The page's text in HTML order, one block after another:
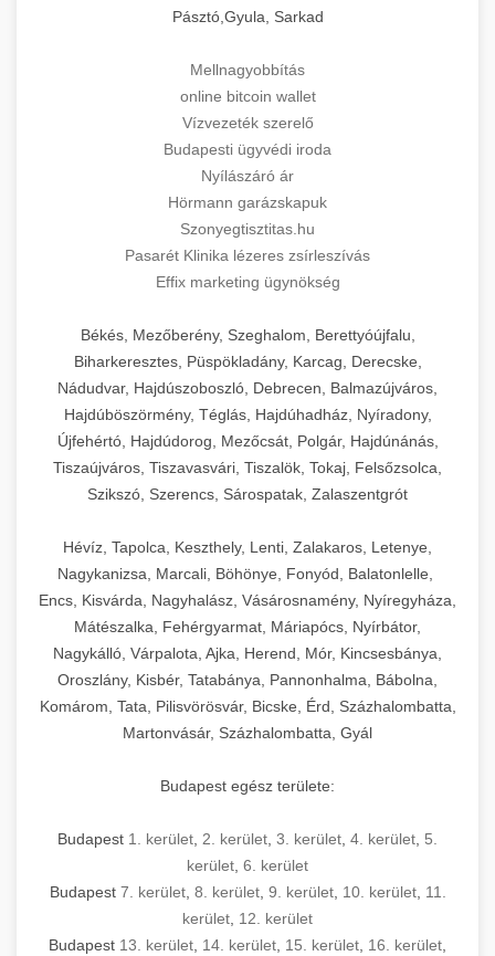
Pásztó,Gyula, Sarkad
Mellnagyobbítás
online bitcoin wallet
Vízvezeték szerelő
Budapesti ügyvédi iroda
Nyílászáró ár
Hörmann garázskapuk
Szonyegtisztitas.hu
Pasarét Klinika lézeres zsírleszívás
Effix marketing ügynökség
Békés, Mezőberény, Szeghalom, Berettyóújfalu,
Biharkeresztes, Püspökladány, Karcag, Derecske,
Nádudvar, Hajdúszoboszló, Debrecen, Balmazújváros,
Hajdúböszörmény, Téglás, Hajdúhadház, Nyíradony,
Újfehértó, Hajdúdorog, Mezőcsát, Polgár, Hajdúnánás,
Tiszaújváros, Tiszavasvári, Tiszalök, Tokaj, Felsőzsolca,
Szikszó, Szerencs, Sárospatak, Zalaszentgrót
Hévíz, Tapolca, Keszthely, Lenti, Zalakaros, Letenye,
Nagykanizsa, Marcali, Böhönye, Fonyód, Balatonlelle,
Encs, Kisvárda, Nagyhalász, Vásárosnamény, Nyíregyháza,
Mátészalka, Fehérgyarmat, Máriapócs, Nyírbátor,
Nagykálló, Várpalota, Ajka, Herend, Mór, Kincsesbánya,
Oroszlány, Kisbér, Tatabánya, Pannonhalma, Bábolna,
Komárom, Tata, Pilisvörösvár, Bicske, Érd, Százhalombatta,
Martonvásár, Százhalombatta, Gyál
Budapest egész területe:
Budapest 1. kerület 2. kerület 3. kerület 4. kerület 5.
kerület 6. kerület
Budapest 7. kerület, 8. kerület, 9. kerület, 10. kerület, 11.
kerület 12. kerület
Budapest 13. kerület 14. kerület 15. kerület 16. kerület